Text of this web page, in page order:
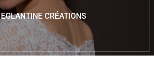
EGLANTINE CRÉATIONS